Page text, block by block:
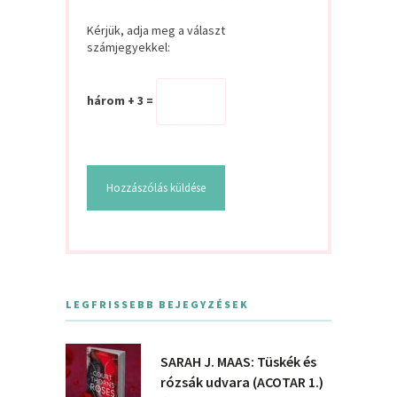
Kérjük, adja meg a választ
számjegyekkel:
három + 3 =
LEGFRISSEBB BEJEGYZÉSEK
SARAH J. MAAS: Tüskék és
rózsák udvara (ACOTAR 1.)